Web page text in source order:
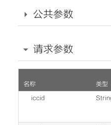
公共参数
请求参数
名称
类型
iccid